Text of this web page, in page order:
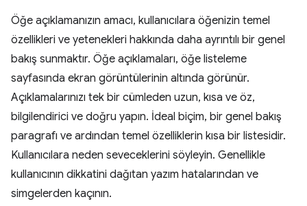
Öğe açıklamanızın amacı, kullanıcılara öğenizin temel
özellikleri ve yetenekleri hakkında daha ayrıntılı bir genel
bakış sunmaktır. Öğe açıklamaları, öğe listeleme
sayfasında ekran görüntülerinin altında görünür.
Açıklamalarınızı tek bir cümleden uzun, kısa ve öz,
bilgilendirici ve doğru yapın. İdeal biçim, bir genel bakış
paragrafı ve ardından temel özelliklerin kısa bir listesidir.
Kullanıcılara neden seveceklerini söyleyin. Genellikle
kullanıcının dikkatini dağıtan yazım hatalarından ve
simgelerden kaçının.